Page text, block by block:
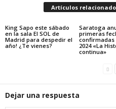
Artículos
King Sapo este sábado
en la sala El SOL de
Madrid para despedir el
año! ¿Te vienes?
Saratoga
primeras
confirmadas
2024 «La
continua»
Dejar una respuesta